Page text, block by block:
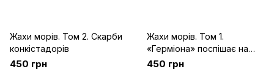
Жахи морів. Том 2. Скарби
конкістадорів
450 грн
Жахи морів. Том 1.
«Герміона» поспішає на
допомогу!
450 грн